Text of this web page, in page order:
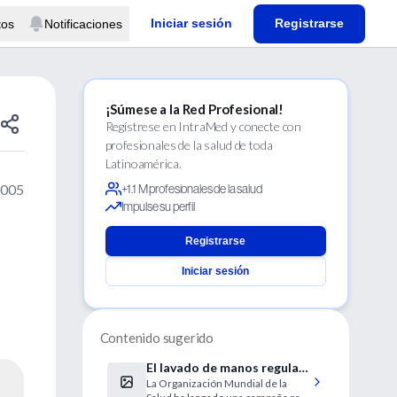
Notificaciones Iniciar sesión Registrarse
¡Súmese a la Red Profesional!
Regístrese en IntraMed y conecte con
profesionales de la salud de toda
Latinoamérica.
+1.1 M profesionales de la salud
Impulse su perfil
Registrarse
Iniciar sesión
Contenido sugerido
El lavado de manos regular
de médicos y enfermeras
La Organización Mundial de la